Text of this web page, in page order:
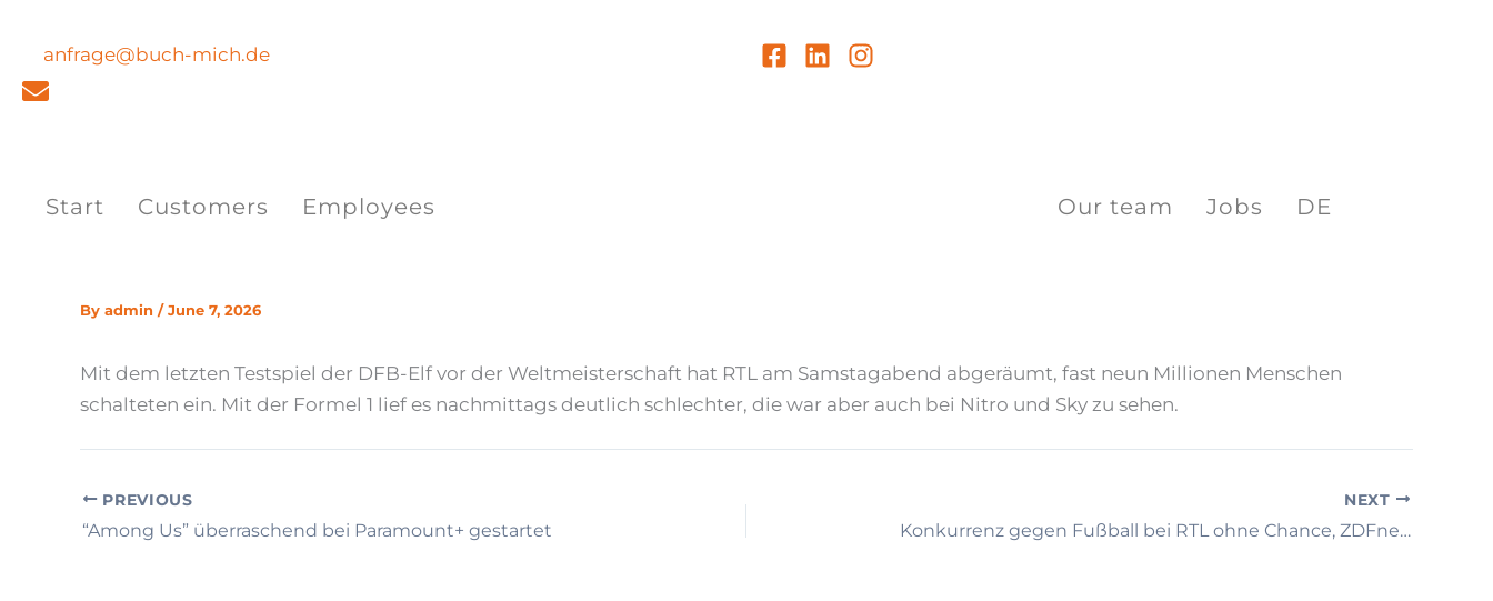
content
anfrage@buch-mich.de
Start Customers Employees Our team Jobs DE
By admin /June 7, 2026
Mit dem letzten Testspiel der DFB-Elf vor der Weltmeisterschaft hat RTL am Samstagabend abgeräumt, fast neun Millionen Menschen
schalteten ein. Mit der Formel 1 lief es nachmittags deutlich schlechter, die war aber auch bei Nitro und Sky zu sehen.
PREVIOUS
“Among Us” überraschend bei Paramount+ gestartet
NEXT
Konkurrenz gegen Fußball bei RTL ohne Chance, ZDFneo erfolgreich